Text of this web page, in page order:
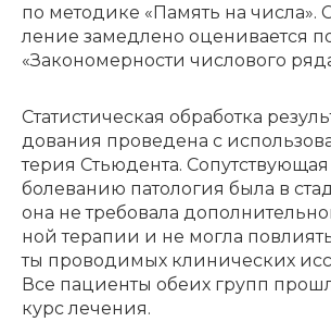
по ме­то­ди­ке «Па­мять на
ле­ние за­мед­ле­но оце­ни­ва­ет­ся
«За­ко­но­мер­но­сти чи­сло­во­го
Ста­ти­сти­че­ская об­ра­бот­ка
до­ва­ния про­ве­де­на с
те­рия Стью­ден­та.
бо­ле­ва­нию па­то­ло­гия бы­ла в
она не тре­бо­ва­ла
ной те­ра­пии и не мог­ла
ты про­во­ди­мых кли­ни­че­ских
Все па­ци­ен­ты обе­их групп
курс ле­че­ния.